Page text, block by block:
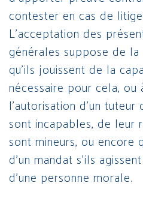
contester en cas de
L’acceptation des
générales suppose de
qu’ils jouissent de la
nécessaire pour cela, ou
l’autorisation d’un tuteur
sont incapables, de leur
sont mineurs, ou encore
d’un mandat s’ils
d’une personne morale.